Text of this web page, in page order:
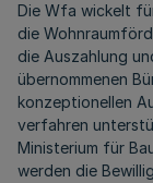
Die Wfa wickelt
die
die Auszahlung
übernommenen
konzeptionellen
verfahren
Ministerium für
werden die